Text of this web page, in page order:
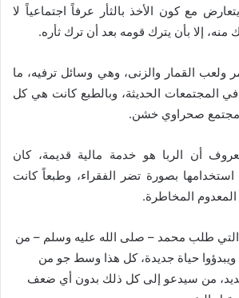
مع كون الأخذ بالثأر عرفاً اجتماعياً لا
منه، إلا بأن يترك قومه بعد أن ترك ثأره.
القمار والزنى، وهي وسائل ترفيه، ما
المجتمعات الحديثة، وبالطبع كانت هي كل
مجتمع صحراوي خشن.
أن الربا هو خدمة مالية قديمة، كان
استخدامها بصورة تضر الفقراء، وطبعاً كانت
المخاطرة.
طلب محمد – صلى الله عليه وسلم – من
ويبدؤوا حياة جديدة، كل هذا وسط جو من
من سيدعو إلى كل ذلك بدون أي ضعف